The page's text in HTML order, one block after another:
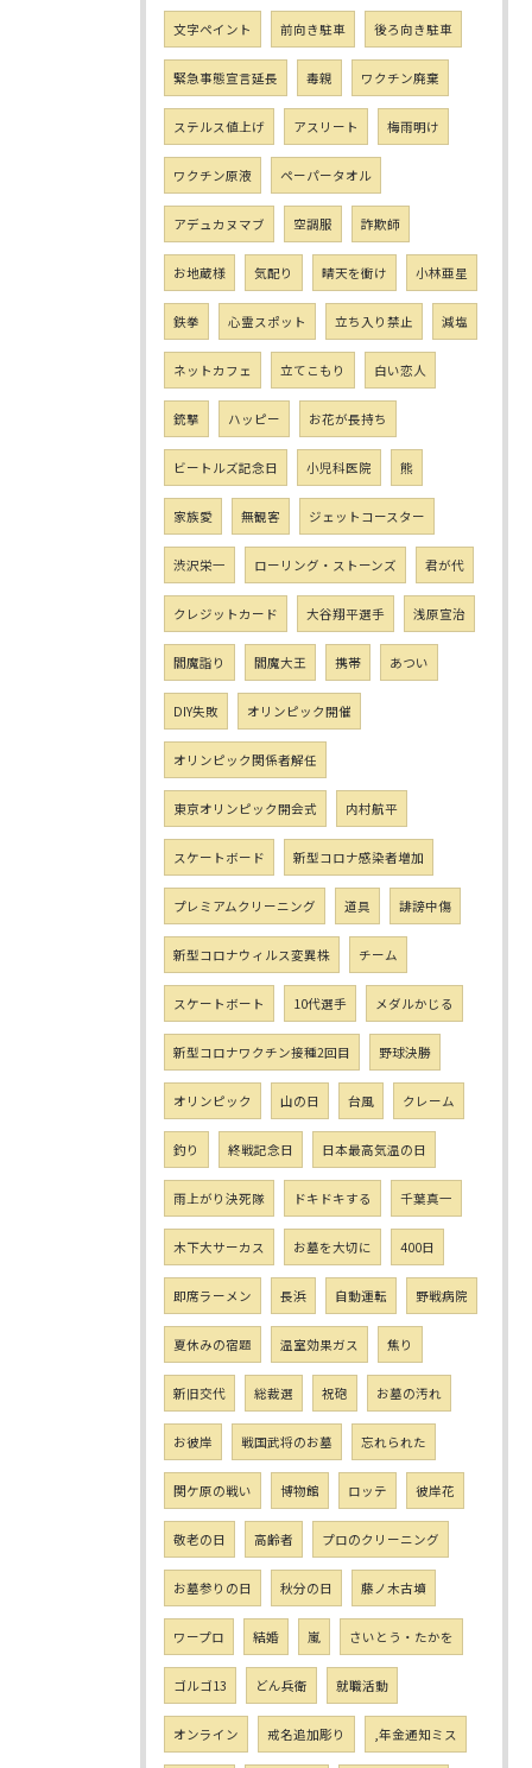
文字ペイント 前向き駐車 後ろ向き駐車
緊急事態宣言延長 毒親 ワクチン廃棄
ステルス値上げ アスリート 梅雨明け
ワクチン原液 ペーパータオル
アデュカヌマブ 空調服 詐欺師
お地蔵様 気配り 晴天を衝け 小林亜星
鉄拳 心霊スポット 立ち入り禁止 減塩
ネットカフェ 立てこもり 白い恋人
銃撃 ハッピー お花が長持ち
ビートルズ記念日 小児科医院 熊
家族愛 無観客 ジェットコースター
渋沢栄一 ローリング・ストーンズ 君が代
クレジットカード 大谷翔平選手 浅原宣治
閻魔詣り 閻魔大王 携帯 あつい
DIY失敗 オリンピック開催
オリンピック関係者解任
東京オリンピック開会式 内村航平
スケートボード 新型コロナ感染者増加
プレミアムクリーニング 道具 誹謗中傷
新型コロナウィルス変異株 チーム
スケートボート 10代選手 メダルかじる
新型コロナワクチン接種2回目 野球決勝
オリンピック 山の日 台風 クレーム
釣り 終戦記念日 日本最高気温の日
雨上がり決死隊 ドキドキする 千葉真一
木下大サーカス お墓を大切に 400日
即席ラーメン 長浜 自動運転 野戦病院
夏休みの宿題 温室効果ガス 焦り
新旧交代 総裁選 祝砲 お墓の汚れ
お彼岸 戦国武将のお墓 忘れられた
関ケ原の戦い 博物館 ロッテ 彼岸花
敬老の日 高齢者 プロのクリーニング
お墓参りの日 秋分の日 藤ノ木古墳
ワープロ 結婚 嵐 さいとう・たかを
ゴルゴ13 どん兵衛 就職活動
オンライン 戒名追加彫り ,年金通知ミス